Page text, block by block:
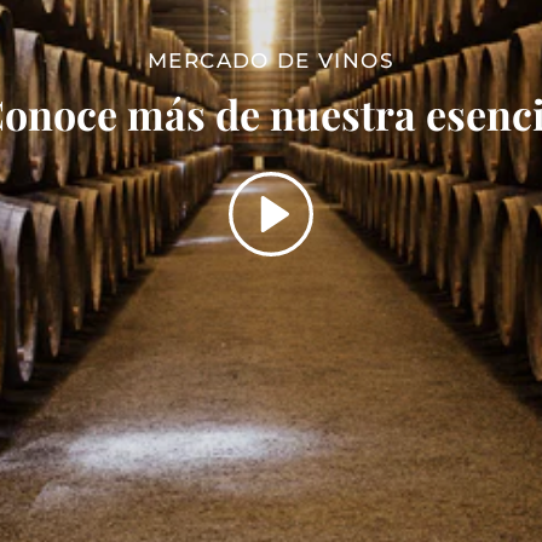
MERCADO DE VINOS
más de nuestra